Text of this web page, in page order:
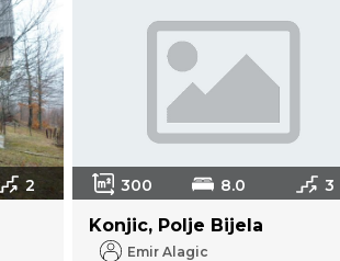
2 300 8.0 3
Konjic, Polje Bijela
Emir Alagic